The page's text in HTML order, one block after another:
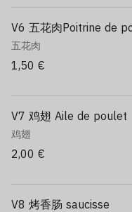
V6 五花肉Poitrine de
五花肉
1,50 €
V7 鸡翅 Aile de poulet
鸡翅
2,00 €
V8 烤香肠 saucisse